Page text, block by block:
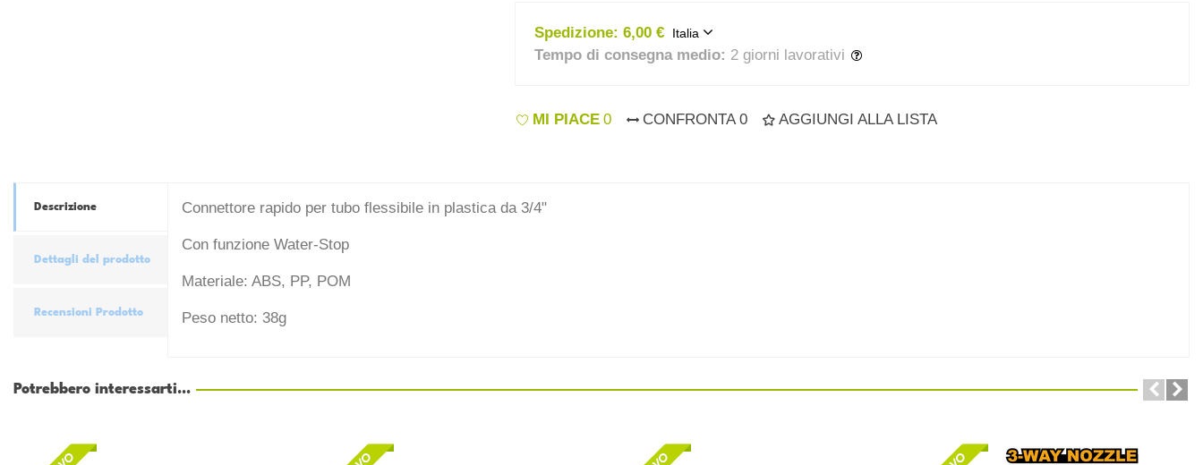
Spedizione: 6,00 € Italia
Tempo di consegna medio: 2 giorni lavorativi
MI PIACE 0 CONFRONTA 0 AGGIUNGI ALLA LISTA
Descrizione
Dettagli del prodotto
Recensioni Prodotto
Connettore rapido per tubo flessibile in plastica da 3/4"
Con funzione Water-Stop
Materiale: ABS, PP, POM
Peso netto: 38g
Potrebbero interessarti...